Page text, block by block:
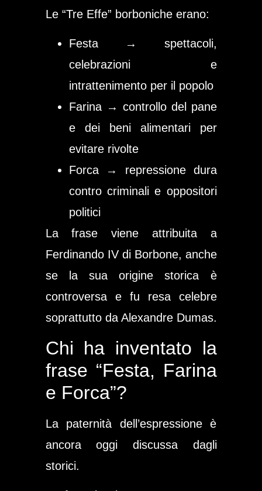
Le “Tre Effe” borboniche erano:
Festa → spettacoli,
celebrazioni e
intrattenimento per il popolo
Farina → controllo del pane
e dei beni alimentari per
evitare rivolte
Forca → repressione dura
contro criminali e oppositori
politici
La frase viene attribuita a
Ferdinando IV di Borbone, anche
se la sua origine storica è
controversa e fu resa celebre
soprattutto da Alexandre Dumas.
Chi ha inventato la
frase “Festa, Farina
e Forca”?
La paternità dell’espressione è
ancora oggi discussa dagli
storici.